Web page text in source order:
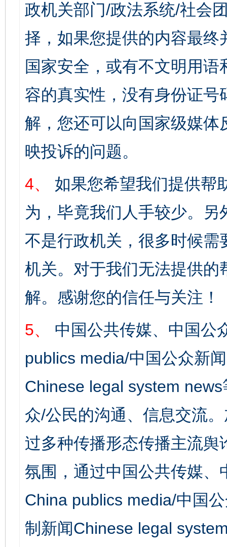
政机关部门/政法系统/社会
择，如果您提供的内容最
国家安全，或有不文明用
容的真实性，没有身份证
解，您还可以向国家级媒
映投诉的问题。
4、
如果您希望我们提供帮
为，毕竟我们人手较少。
不是行政机关，很多时候
机关。对于我们无法提供
解。感谢您的信任与关注！
5、
中国公共传媒、中国公
publics media/中国公众新
Chinese legal system
众/公民的沟通、信息交流
过多种传播形态传播主流
氛围，通过中国公共传媒
China publics media/中国
制新闻Chinese legal